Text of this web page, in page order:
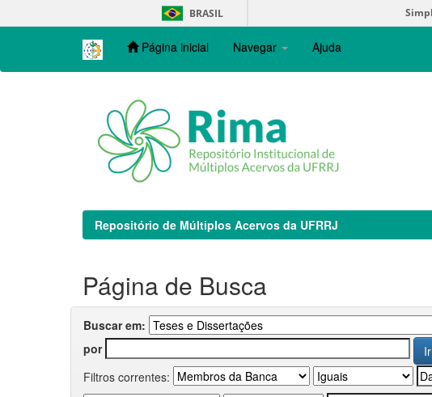
navigation
BRASIL
Página inicial Navegar Ajuda
Repositório de Múltiplos Acervos da UFRRJ
Página de Busca
Buscar em:
por
Filtros correntes: